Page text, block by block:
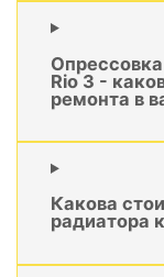
Rio 3 -
ремонта в
Какова
радиатора